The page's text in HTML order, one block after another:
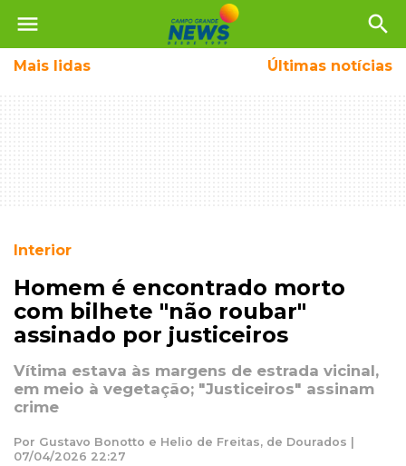
menu search
Mais lidas Últimas notícias
Interior
Homem é encontrado morto
com bilhete "não roubar"
assinado por justiceiros
Vítima estava às margens de estrada vicinal,
em meio à vegetação; "Justiceiros" assinam
crime
Por Gustavo Bonotto e Helio de Freitas, de Dourados |
07/04/2026 22:27